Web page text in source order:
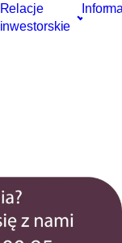
Relacje
inwestorskie